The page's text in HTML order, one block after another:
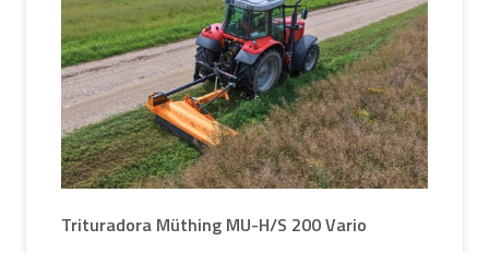
Trituradora Müthing MU-H/S 200 Vario